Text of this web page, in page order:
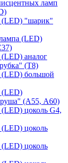
ламп
(LED) "шарик"
(LED)
аналог
(T8)
(LED) большой
(LED)
(А55, А60)
цоколь G4,
цоколь
цоколь